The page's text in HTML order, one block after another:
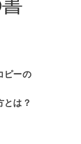
ピーの
とは？